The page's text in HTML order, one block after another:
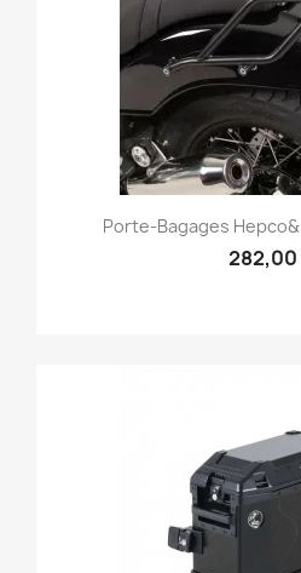
Porte-Bagages
282,00